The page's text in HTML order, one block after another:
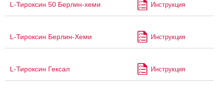
L-Тироксин 50 Берлин-хеми Инструкция
L-Тироксин Берлин-Хеми Инструкция
L-Тироксин Гексал Инструкция